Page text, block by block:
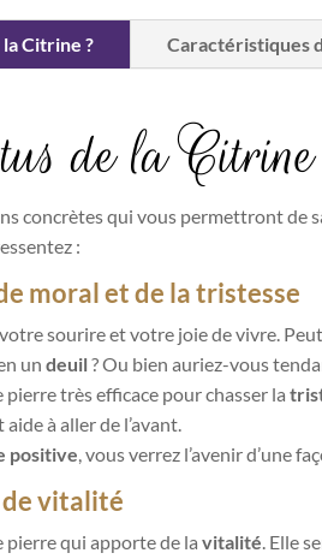
Citrine ? Caractéristiques
de la Citrine
concrètes qui vous permettront de
:
moral et de la tristesse
sourire et votre joie de vivre.
un deuil? Ou bien auriez-vous
pierre très efficace pour chasser la
aide à aller de l’avant.
positive, vous verrez l’avenir d’une
de vitalité
pierre qui apporte de la vitalité. Elle